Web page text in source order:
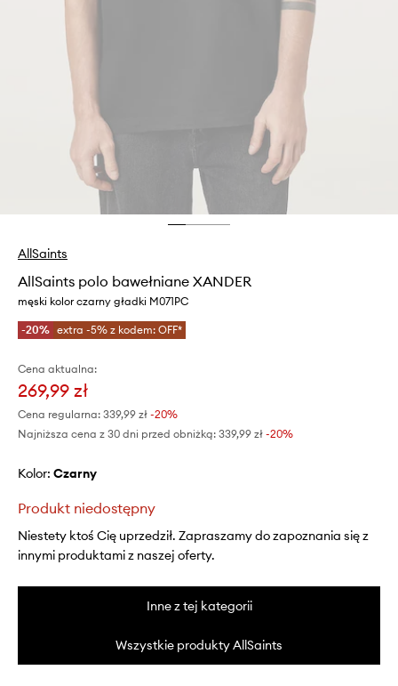
AllSaints
AllSaints polo bawełniane XANDER
męski kolor czarny gładki M071PC
-20% extra -5% z kodem: OFF*
Cena aktualna:
269,99 zł
Cena regularna: 339,99 zł -20%
Najniższa cena z 30 dni przed obniżką: 339,99 zł -20%
Kolor: czarny
Produkt niedostępny
Niestety ktoś Cię uprzedził. Zapraszamy do zapoznania się z
innymi produktami z naszej oferty.
Inne z tej kategorii
Wszystkie produkty AllSaints